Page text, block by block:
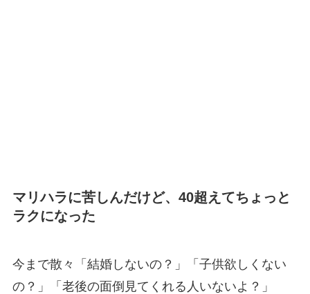
マリハラに苦しんだけど、40超えてちょっと
ラクになった
今まで散々「結婚しないの？」「子供欲しくない
の？」「老後の面倒見てくれる人いないよ？」